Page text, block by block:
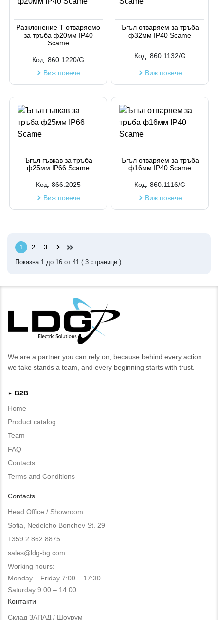
Разклонение Т отваряемо
за тръба ф20мм IP40
Scame
Код: 860.1220/G
Виж повече
Ъгъл отваряем за тръба
ф32мм IP40 Scame
Код: 860.1132/G
Виж повече
Ъгъл гъвкав за тръба
ф25мм IP66 Scame
Код: 866.2025
Виж повече
Ъгъл отваряем за тръба
ф16мм IP40 Scame
Код: 860.1116/G
Виж повече
1 2 3 ›
Показва 1 до 16 от 41 ( 3 страници )
We are a partner you can rely on, because behind every action
we take stands a team, and every beginning starts with trust.
►
B2B
Home
Product catalog
Team
FAQ
Contacts
Terms and Conditions
Contacts
Head Office / Showroom
Sofia, Nedelcho Bonchev St. 29
+359 2 862 8875
sales@ldg-bg.com
Working hours:
Monday – Friday 7:00 – 17:30
Saturday 9:00 – 14:00
Контакти
Склад ЗАПАД / Шоурум